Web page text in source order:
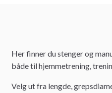
Her finner du stenger og
både til hjemmetrening,
Velg ut fra lengde,